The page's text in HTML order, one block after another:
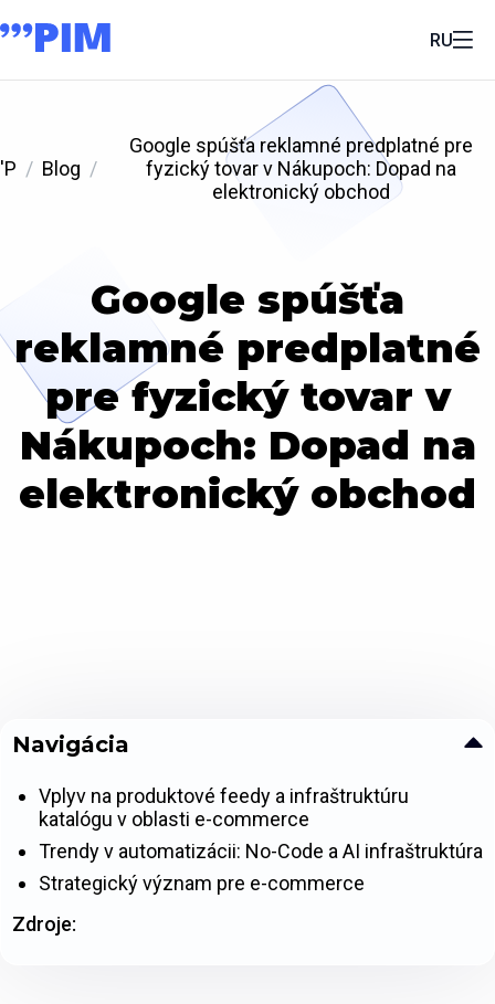
RU
'P Blog
Google spúšťa reklamné predplatné pre
fyzický tovar v Nákupoch: Dopad na
elektronický obchod
Google spúšťa
reklamné predplatné
pre fyzický tovar v
Nákupoch: Dopad na
elektronický obchod
Navigácia
Vplyv na produktové feedy a infraštruktúru
katalógu v oblasti e-commerce
Trendy v automatizácii: No-Code a AI infraštruktúra
Strategický význam pre e-commerce
Zdroje: